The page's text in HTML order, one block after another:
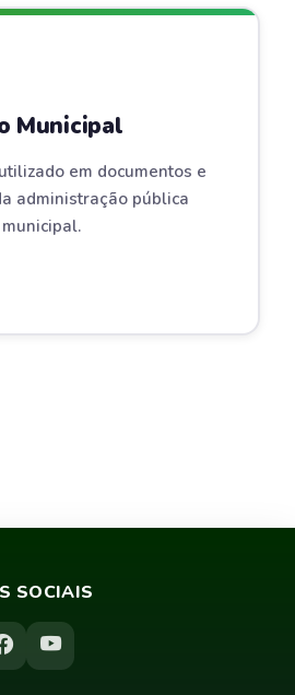
Municipal
em documentos e
administração pública
municipal.
SOCIAIS